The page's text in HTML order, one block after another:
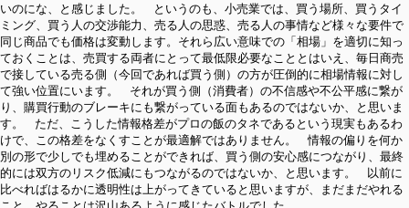
いのにな、と感じました。 というのも、小売業では、買う場所、買うタイ
ミング、買う人の交渉能力、売る人の思惑、売る人の事情など様々な要件で
同じ商品でも価格は変動します。それら広い意味での「相場」を適切に知っ
ておくことは、売買する両者にとって最低限必要なこととはいえ、毎日商売
で接している売る側（今回であれば買う側）の方が圧倒的に相場情報に対し
て強い位置にいます。 それが買う側（消費者）の不信感や不公平感に繋が
り、購買行動のブレーキにも繋がっている面もあるのではないか、と思いま
す。 ただ、こうした情報格差がプロの飯のタネであるという現実もあるわ
けで、この格差をなくすことが最適解ではありません。 情報の偏りを何か
別の形で少しでも埋めることができれば、買う側の安心感につながり、最終
的には双方のリスク低減にもつながるのではないか、と思います。 以前に
比べればはるかに透明性は上がってきていると思いますが、まだまだやれる